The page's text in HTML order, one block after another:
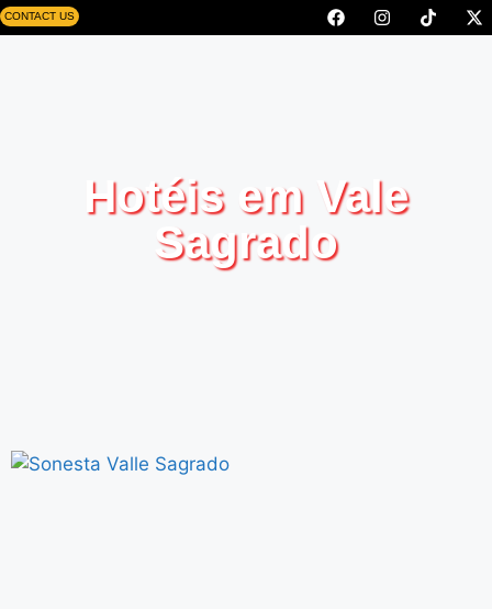
CONTACT US
Hotéis em Vale
Sagrado